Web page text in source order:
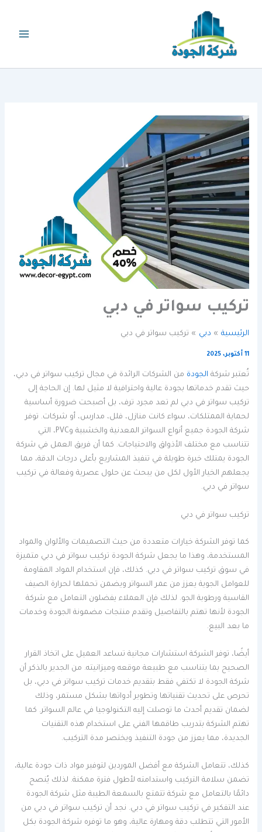
تركيب سواتر في دبي
الرئيسية دبي تركيب سواتر في دبي
11 أكتوبر، 2025
تُعتبر شركة الجودة من الشركات الرائدة في مجال تركيب سواتر في دبي،
حيث تقدم خدماتها بجودة عالية واحترافية لا مثيل لها. إن الحاجة إلى
تركيب سواتر في دبي لم تعد مجرد ترف، بل أصبحت ضرورة أساسية
لحماية الممتلكات، سواء كانت منازل، فلل، مدارس، أو شركات. توفر
شركة الجودة جميع أنواع السواتر المعدنية والخشبية وPVC، التي
تتناسب مع مختلف الأذواق والاحتياجات. كما أن فريق العمل في شركة
الجودة يمتلك خبرة طويلة في تنفيذ المشاريع بأعلى درجات الدقة، مما
يجعلهم الخيار الأول لكل من يبحث عن حلول عصرية وفعالة في تركيب
سواتر في دبي.
تركيب سواتر في دبي
كما توفر الشركة خيارات متعددة من حيث التصميمات والألوان والمواد
المستخدمة، وهذا ما يجعل شركة الجودة تركيب سواتر في دبي متميزة
في سوق تركيب سواتر في دبي. كذلك، فإن استخدام المواد المقاومة
للعوامل الجوية يعزز من عمر السواتر ويضمن تحملها لحرارة الصيف
القاسية ورطوبة الجو. لذلك فإن العملاء يفضلون التعامل مع شركة
الجودة لأنها تهتم بالتفاصيل وتقدم منتجات مضمونة الجودة وخدمات
ما بعد البيع.
أيضًا، توفر الشركة استشارات مجانية تساعد العميل على اتخاذ القرار
الصحيح بما يتناسب مع طبيعة موقعه وميزانيته. من الجدير بالذكر أن
شركة الجودة لا تكتفي فقط بتقديم خدمات تركيب سواتر في دبي، بل
تحرص على تحديث تقنياتها وتطوير أدواتها بشكل مستمر، وذلك
لضمان تقديم أحدث ما توصلت إليه التكنولوجيا في عالم السواتر. كما
تهتم الشركة بتدريب طاقمها الفني على استخدام هذه التقنيات
الجديدة، مما يعزز من جودة التنفيذ ويختصر مدة التركيب.
كذلك، تتعامل الشركة مع أفضل الموردين لتوفير مواد ذات جودة عالية،
تضمن سلامة التركيب واستدامته لأطول فترة ممكنة. لذلك يُنصح
دائمًا بالتعامل مع شركة تتمتع بالسمعة الطيبة مثل شركة الجودة
عند التفكير في تركيب سواتر في دبي. نجد أن تركيب سواتر في دبي من
الأمور التي تتطلب دقة ومهارة عالية، وهو ما توفره شركة الجودة بكل